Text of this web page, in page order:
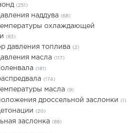
(251)
наддува (68)
охлаждающей
(83)
давления топлива (2)
масла (117)
(181)
(174)
масла (9)
дроссельной заслонки (1)
(20)
заслонка (88)